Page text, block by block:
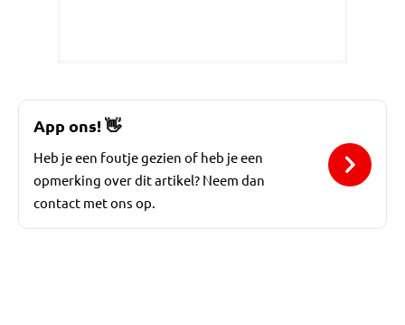
App ons!👋
Heb je een foutje gezien of heb je een
opmerking over dit artikel? Neem dan
contact met ons op.